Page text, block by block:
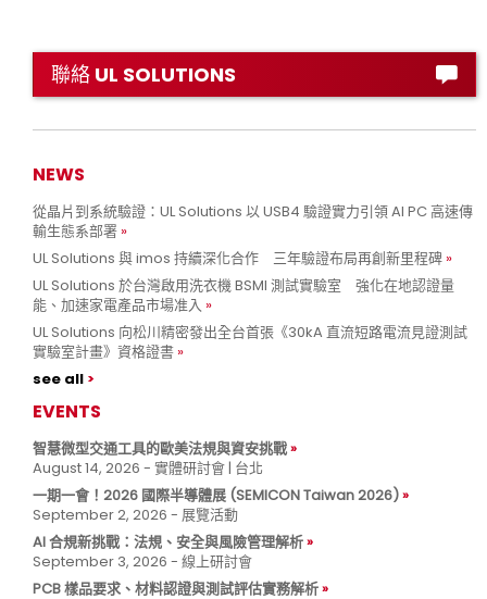
聯絡 UL SOLUTIONS
NEWS
從晶片到系統驗證：UL Solutions 以 USB4 驗證實力引領 AI PC 高速傳
輸生態系部署
UL Solutions 與 imos 持續深化合作 三年驗證布局再創新里程碑
UL Solutions 於台灣啟用洗衣機 BSMI 測試實驗室 強化在地認證量
能、加速家電產品市場准入
UL Solutions 向松川精密發出全台首張《30kA 直流短路電流見證測試
實驗室計畫》資格證書
see all
EVENTS
智慧微型交通工具的歐美法規與資安挑戰
August 14, 2026 - 實體研討會 | 台北
一期一會！2026 國際半導體展 (SEMICON Taiwan 2026)
September 2, 2026 - 展覽活動
AI 合規新挑戰：法規、安全與風險管理解析
September 3, 2026 - 線上研討會
PCB 樣品要求、材料認證與測試評估實務解析